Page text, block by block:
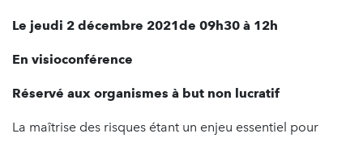
Le jeudi 2 décembre 2021de 09h30 à 12h
En visioconférence
Réservé aux organismes à but non lucratif
La maîtrise des risques étant un enjeu essentiel pour